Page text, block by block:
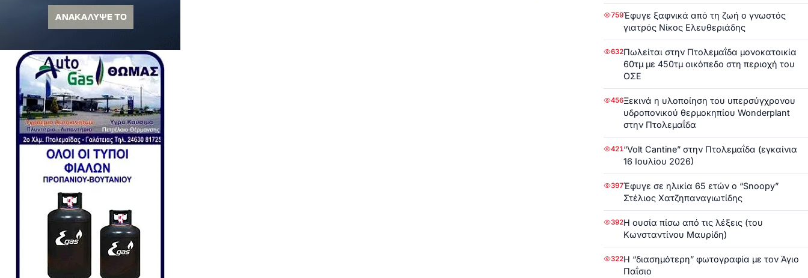
759Έφυγε ξαφνικά από τη ζωή ο γνωστός
γιατρός Νίκος Ελευθεριάδης
632Πωλείται στην Πτολεμαΐδα μονοκατοικία
60τμ με 450τμ οικόπεδο στη περιοχή του
ΟΣΕ
456Ξεκινά η υλοποίηση του υπερσύγχρονου
υδροπονικού θερμοκηπίου Wonderplant
στην Πτολεμαΐδα
421“Volt Cantine” στην Πτολεμαΐδα (εγκαίνια
16 Ιουλίου 2026)
397Έφυγε σε ηλικία 65 ετών ο “Snoopy”
Στέλιος Χατζηπαναγιωτίδης
392Η ουσία πίσω από τις λέξεις (του
Κωνσταντίνου Μαυρίδη)
322Η “διασημότερη” φωτογραφία με τον Άγιο
Παΐσιο